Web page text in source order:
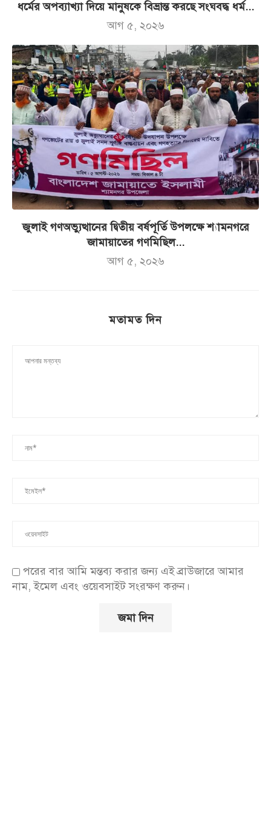
ধর্মের অপব্যাখ্যা দিয়ে মানুষকে বিভ্রান্ত করছে সংঘবদ্ধ ধর্ম...
আগ ৫, ২০২৬
জুলাই গণঅভ্যুত্থানের দ্বিতীয় বর্ষপূর্তি উপলক্ষে শ্যামনগরে
জামায়াতের গণমিছিল...
আগ ৫, ২০২৬
মতামত দিন
পরের বার আমি মন্তব্য করার জন্য এই ব্রাউজারে আমার
নাম, ইমেল এবং ওয়েবসাইট সংরক্ষণ করুন।